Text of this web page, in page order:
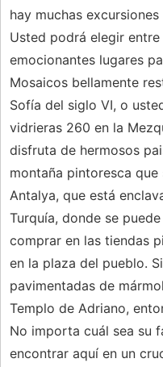
hay muchas
Usted podrá elegir
emocionantes lugares
Mosaicos bellamente
Sofía del siglo VI, o
vidrieras 260 en la
disfruta de hermosos
montaña pintoresca
Antalya, que está
Turquía, donde se
comprar en las tiendas
en la plaza del pueblo.
pavimentadas de
Templo de Adriano,
No importa cuál sea su
encontrar aquí en un